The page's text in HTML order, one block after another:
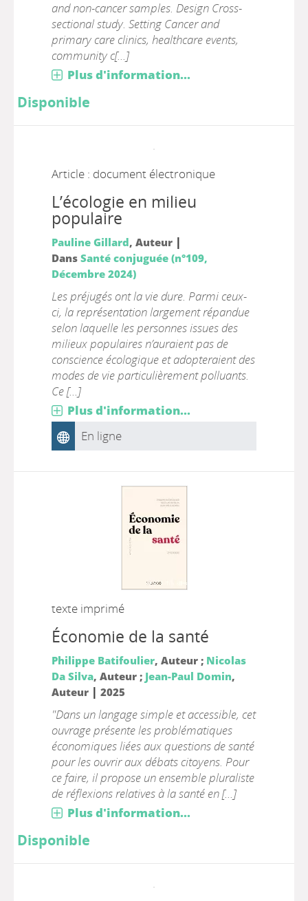
and non-cancer samples. Design Cross-
sectional study. Setting Cancer and
primary care clinics, healthcare events,
community c[...]
Plus d'information...
Disponible
Article : document électronique
L’écologie en milieu
populaire
Pauline Gillard, Auteur |
Dans Santé conjuguée (n°109,
Décembre 2024)
Les préjugés ont la vie dure. Parmi ceux-
ci, la représentation largement répandue
selon laquelle les personnes issues des
milieux populaires n’auraient pas de
conscience écologique et adopteraient des
modes de vie particulièrement polluants.
Ce [...]
Plus d'information...
En ligne
texte imprimé
Économie de la santé
Philippe Batifoulier, Auteur ; Nicolas
Da Silva, Auteur ; Jean-Paul Domin,
Auteur | 2025
"Dans un langage simple et accessible, cet
ouvrage présente les problématiques
économiques liées aux questions de santé
pour les ouvrir aux débats citoyens. Pour
ce faire, il propose un ensemble pluraliste
de réflexions relatives à la santé en [...]
Plus d'information...
Disponible